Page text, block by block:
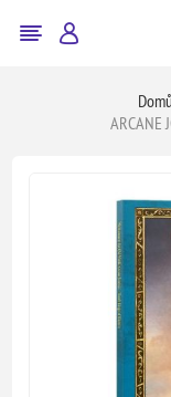
Domů
ARCANE